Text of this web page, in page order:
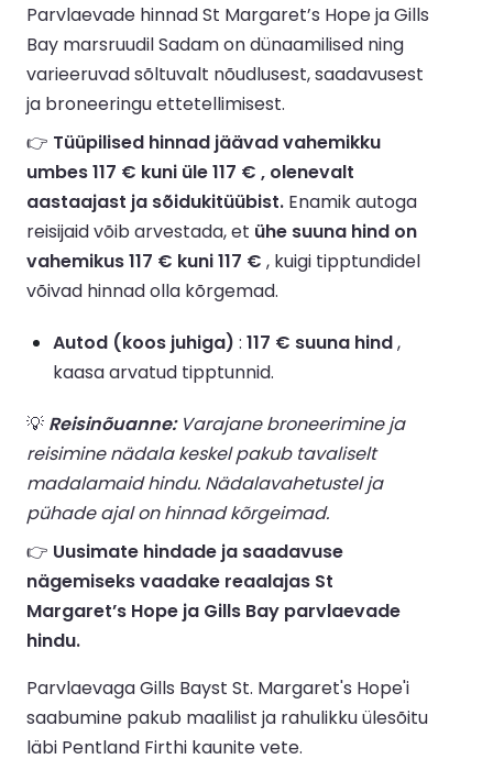
Parvlaevade hinnad St Margaret’s Hope ja Gills
Bay marsruudil Sadam on dünaamilised ning
varieeruvad sõltuvalt nõudlusest, saadavusest
ja broneeringu ettetellimisest.
👉 Tüüpilised hinnad jäävad vahemikku
umbes 117 € kuni üle 117 € , olenevalt
aastaajast ja sõidukitüübist. Enamik autoga
reisijaid võib arvestada, et ühe suuna hind on
vahemikus 117 € kuni 117 € , kuigi tipptundidel
võivad hinnad olla kõrgemad.
Autod (koos juhiga) : 117 € suuna hind,
kaasa arvatud tipptunnid.
💡 Reisinõuanne:Varajane broneerimine ja
reisimine nädala keskel pakub tavaliselt
madalamaid hindu. Nädalavahetustel ja
pühade ajal on hinnad kõrgeimad.
👉 Uusimate hindade ja saadavuse
nägemiseks vaadake reaalajas St
Margaret’s Hope ja Gills Bay parvlaevade
hindu.
Parvlaevaga Gills Bayst St. Margaret's Hope'i
saabumine pakub maalilist ja rahulikku ülesõitu
läbi Pentland Firthi kaunite vete.